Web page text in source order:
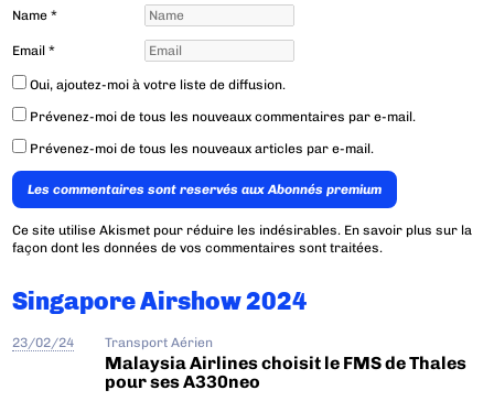
Name*
Email*
Oui, ajoutez-moi à votre liste de diffusion.
Prévenez-moi de tous les nouveaux commentaires par e-mail.
Prévenez-moi de tous les nouveaux articles par e-mail.
Les commentaires sont reservés aux Abonnés premium
Ce site utilise Akismet pour réduire les indésirables. En savoir plus sur la
façon dont les données de vos commentaires sont traitées.
Singapore Airshow 2024
23/02/24 Transport Aérien
Malaysia Airlines choisit le FMS de Thales
pour ses A330neo